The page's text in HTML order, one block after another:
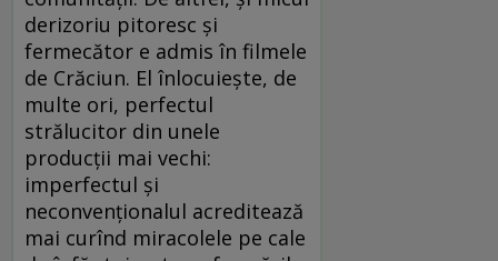
derizoriu pitoresc şi
fermecător e admis în filmele
de Crăciun. El înlocuieşte, de
multe ori, perfectul
strălucitor din unele
producţii mai vechi:
imperfectul şi
neconvenţionalul acreditează
mai curînd miracolele pe cale